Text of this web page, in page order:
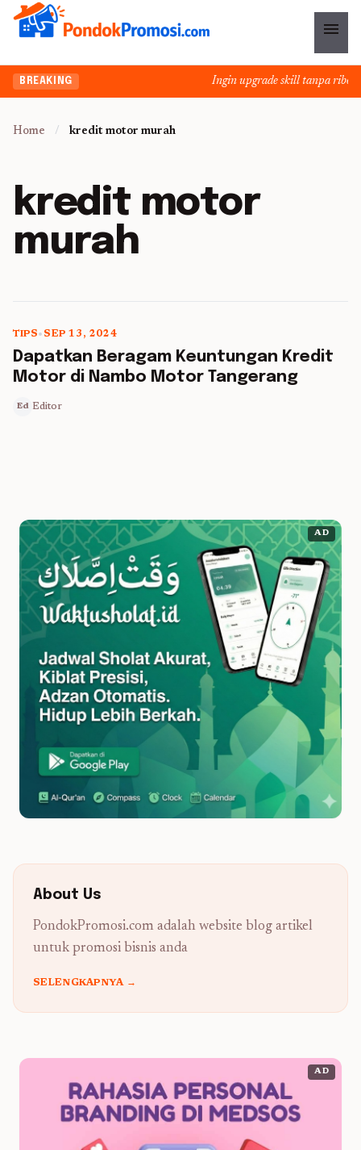
menu
BREAKING Ingin upgrade skill tanpa ribet?
Home / kredit motor murah
kredit motor
murah
5 min read
TIPS• SEP 13, 2024
Dapatkan Beragam Keuntungan Kredit
Motor di Nambo Motor Tangerang
Ed Editor
AD
About Us
PondokPromosi.com adalah website blog artikel
untuk promosi bisnis anda
SELENGKAPNYA →
AD